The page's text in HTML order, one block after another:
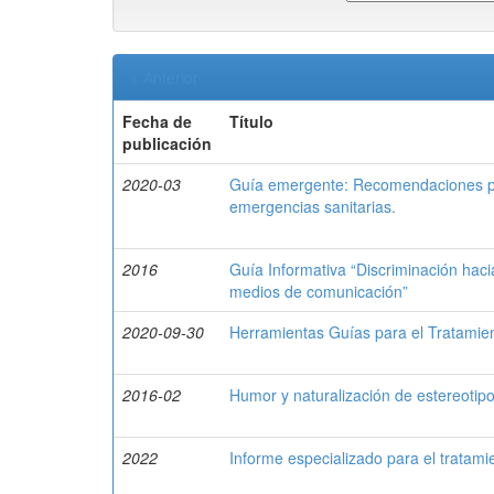
Fecha de
publicación
Título
2020-03
Guía emergente: Recomendaciones
emergencias sanitarias.
2016
Guía Informativa “Discriminación
medios de comunicación”
2020-09-30
Herramientas Guías para el
2016-02
Humor y naturalización de
2022
Informe especializado para el